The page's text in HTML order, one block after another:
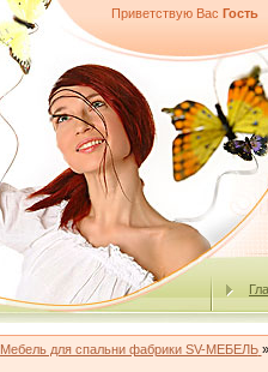
Приветствую Вас Гость
Мебель для спальни фабрики SV-МЕБЕЛЬ »